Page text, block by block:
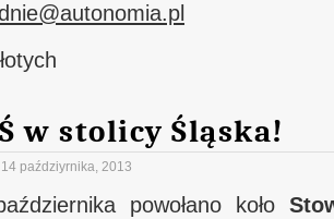
w stolicy Śląska!
14 paździyrnika, 2013
powołano koło